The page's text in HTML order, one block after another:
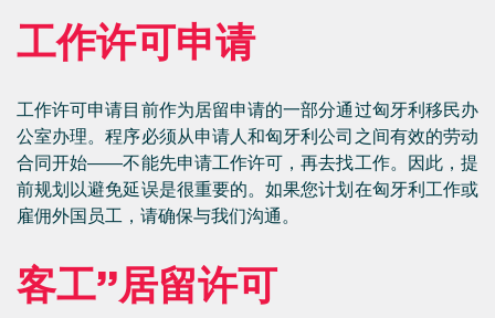
工作许可申请
工作许可申请目前作为居留申请的一部分通过匈牙利移民办
公室办理。程序必须从申请人和匈牙利公司之间有效的劳动
合同开始——不能先申请工作许可，再去找工作。因此，提
前规划以避免延误是很重要的。如果您计划在匈牙利工作或
雇佣外国员工，请确保与我们沟通。
客工”居留许可